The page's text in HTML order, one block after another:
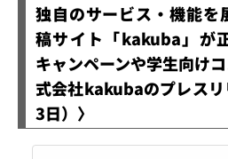
独自のサービス・機能を
稿サイト「kakuba」が
キャンペーンや学生向け
式会社kakubaのプレス
3日）〉